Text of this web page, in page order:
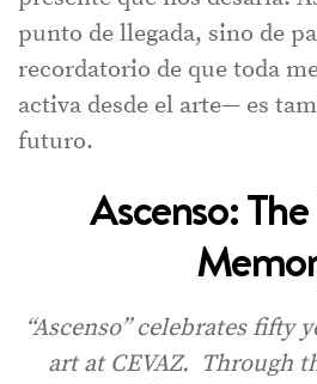
punto de llegada, sino de
recordatorio de que toda
activa desde el arte— es
futuro.
Ascenso:
“Ascenso” celebrates fifty
art at CEVAZ. Through